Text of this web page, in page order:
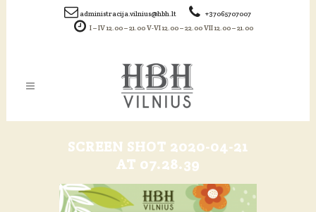
administracija.vilnius@hbh.lt
+37065707007
I – IV 12.00 – 21.00 V-VI 12.00 – 22.00 VII 12.00 – 21.00
SCREEN SHOT 2020-04-21
AT 07.28.39